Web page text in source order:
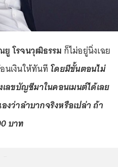
โรจนวุฒิธรรม ก็ไม่อยู่นิ่งเฉย
นเงินให้ทันทีโดยมีขั้นตอนไม่
เลขบัญชีมาในคอนเมนต์ได้เลย
งว่าลำบากจริงหรือเปล่า ถ้า
บาท